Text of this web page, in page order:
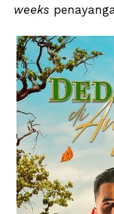
weeks